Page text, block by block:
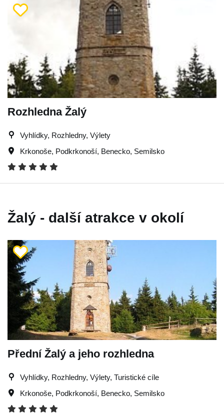
Rozhledna Žalý
Vyhlídky, Rozhledny, Výlety
Krkonoše, Podkrkonoší, Benecko, Semilsko
Žalý - další atrakce v okolí
Přední Žalý a jeho rozhledna
Vyhlídky, Rozhledny, Výlety, Turistické cíle
Krkonoše, Podkrkonoší, Benecko, Semilsko